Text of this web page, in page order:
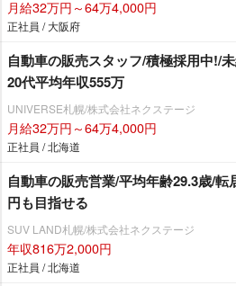
月給32万円～64万4,000円
正社員 / 大阪府
自動車の販売スタッフ/積極採用中!/
20代平均年収555万
UNIVERSE札幌/株式会社ネクステージ
月給32万円～64万4,000円
正社員 / 北海道
自動車の販売営業/平均年齢29.3歳/
円も目指せる
SUV LAND札幌/株式会社ネクステージ
年収816万2,000円
正社員 / 北海道